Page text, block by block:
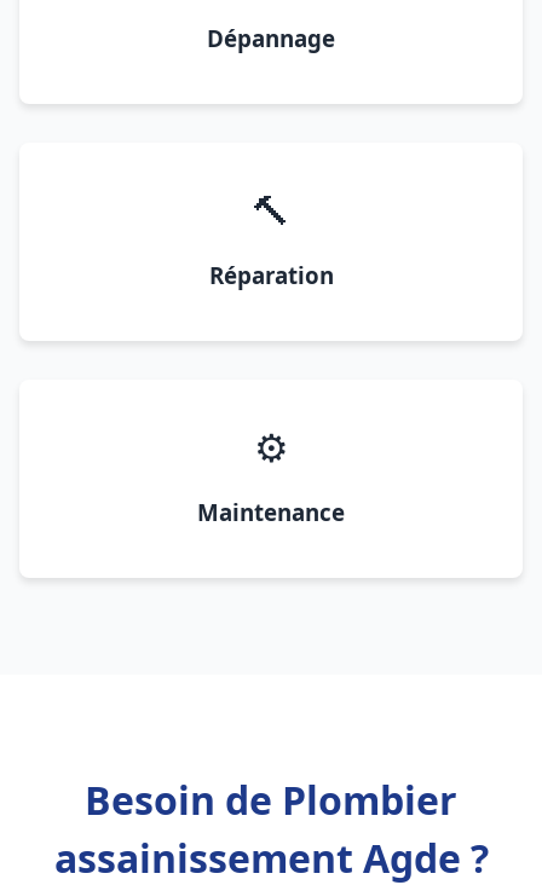
Dépannage
🔨
Réparation
⚙️
Maintenance
Besoin de Plombier
assainissement Agde ?